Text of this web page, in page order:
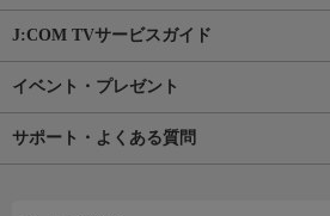
J:COM TVサービスガイド
イベント・プレゼント
サポート・よくある質問